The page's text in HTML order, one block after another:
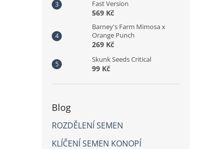
Fast Version
569 Kč
Barney's Farm Mimosa x
Orange Punch
269 Kč
Skunk Seeds Critical
99 Kč
Blog
ROZDĚLENÍ SEMEN
KLÍČENÍ SEMEN KONOPÍ